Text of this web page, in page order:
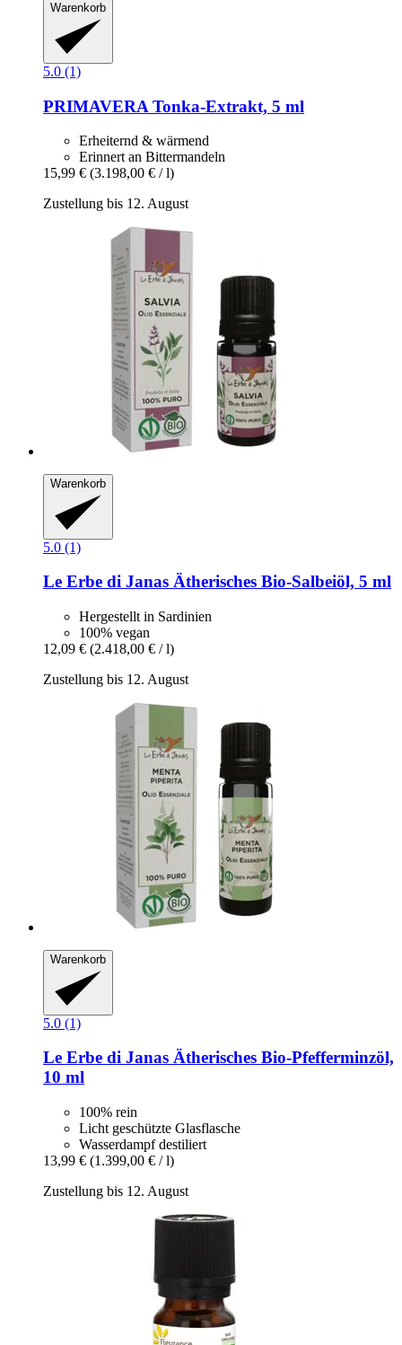
Warenkorb
5.0 (1)
PRIMAVERA Tonka-​Extrakt, 5 ml
Erheiternd & wärmend
Erinnert an Bittermandeln
15,99 € (3.198,00 € / l)
Zustellung bis 12. August
Warenkorb
5.0 (1)
Le Erbe di Janas Ätherisches Bio-​Salbeiöl, 5 ml
Hergestellt in Sardinien
100% vegan
12,09 € (2.418,00 € / l)
Zustellung bis 12. August
Warenkorb
5.0 (1)
Le Erbe di Janas Ätherisches Bio-​Pfefferminzöl,
10 ml
100% rein
Licht geschützte Glasflasche
Wasserdampf destiliert
13,99 € (1.399,00 € / l)
Zustellung bis 12. August